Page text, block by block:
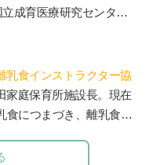
ソーリ教育理論を学び
立成育医療研究センタ
関する様々な活動を行
乳食インストラクター協
家庭保育所施設長。現在
食につまづき、離乳食を
、20年の保育士としての